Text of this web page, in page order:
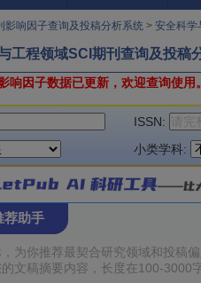
影响因子查询及投稿分析系统 > 安全科学
工程领域SCI期刊查询及投稿
响因子数据已更新，欢迎查询使用。
ISSN:
小类学科:
荐助手